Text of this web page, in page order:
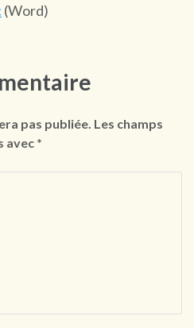
(Word)
pas publiée. Les champs
avec *